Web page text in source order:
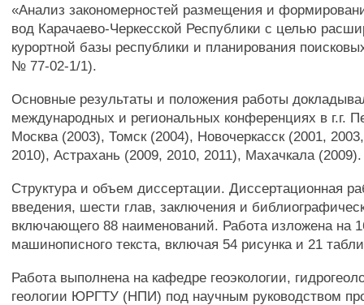
«Анализ закономерностей размещения и
вод Карачаево-Черкесской Республики с целью
курортной базы республики и планирования
№ 77-02-1/1).
Основные результаты и положения работы
международных и региональных конференциях в г.г.
Москва (2003), Томск (2004), Новочеркасск (2001,
2010), Астрахань (2009, 2010, 2011), Махачкала (2009).
Структура и объем диссертации. Диссертационная
введения, шести глав, заключения и
включающего 88 наименований. Работа изложена на
машинописного текста, включая 54 рисунка и 21
Работа выполнена на кафедре геоэкологии,
геологии ЮРГТУ (НПИ) под научным руководством